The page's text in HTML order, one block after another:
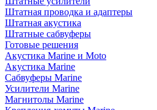
Штатная проводка и адаптеры
Штатная акустика
Штатные сабвуферы
Готовые решения
Акустика Marine и Moto
Акустика Marine
Сабвуферы Marine
Усилители Marine
Магнитолы Marine